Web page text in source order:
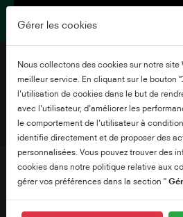
55" UV24 Series
Gérer les cookies
Nous collectons des cookies sur notre site
meilleur service. En cliquant sur le bouton
l'utilisation de cookies dans le but de
avec l'utilisateur, d'améliorer les
le comportement de l'utilisateur à
identifie directement et de proposer des
personnalisées. Vous pouvez trouver des
cookies dans notre politique relative aux
gérer vos préférences dans la section "